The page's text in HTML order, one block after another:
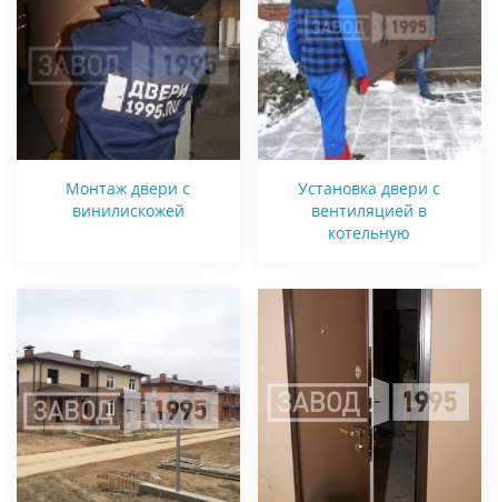
Монтаж двери с
винилискожей
Установка двери с
вентиляцией в
котельную